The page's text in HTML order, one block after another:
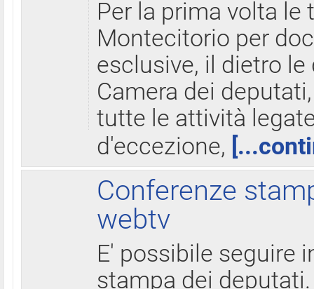
Per la prima volta le
Montecitorio per
esclusive, il dietro
Camera dei
tutte le attività
d'eccezione,
Conferenze
webtv
E' possibile seguire
stampa dei